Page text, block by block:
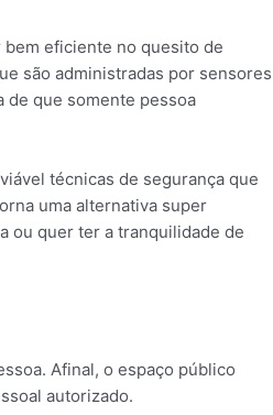
eficiente no quesito de
são administradas por sensores
de que somente pessoa
técnicas de segurança que
uma alternativa super
ou quer ter a tranquilidade de
Afinal, o espaço público
autorizado.